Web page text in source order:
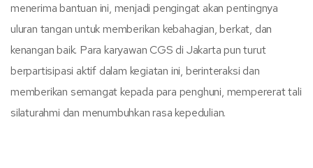
menerima bantuan ini, menjadi pengingat akan pentingnya
uluran tangan untuk memberikan kebahagian, berkat, dan
kenangan baik. Para karyawan CGS di Jakarta pun turut
berpartisipasi aktif dalam kegiatan ini, berinteraksi dan
memberikan semangat kepada para penghuni, mempererat tali
silaturahmi dan menumbuhkan rasa kepedulian.